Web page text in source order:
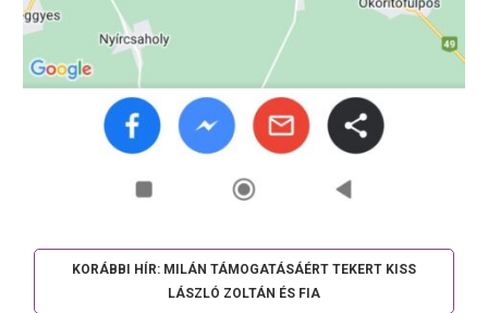
KORÁBBI HÍR: MILÁN TÁMOGATÁSÁÉRT TEKERT KISS
LÁSZLÓ ZOLTÁN ÉS FIA